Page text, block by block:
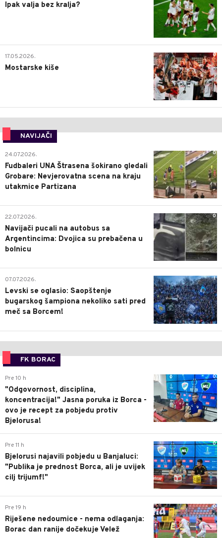
Ipak valja bez kralja?
0
17.05.2026.
Mostarske kiše
NAVIJAČI
0
24.07.2026.
Fudbaleri UNA Štrasena šokirano gledali
Grobare: Nevjerovatna scena na kraju
utakmice Partizana
0
22.07.2026.
Navijači pucali na autobus sa
Argentincima: Dvojica su prebačena u
bolnicu
1
07.07.2026.
Levski se oglasio: Saopštenje
bugarskog šampiona nekoliko sati pred
meč sa Borcem!
FK BORAC
0
Pre 10 h
"Odgovornost, disciplina,
koncentracija!" Jasna poruka iz Borca -
ovo je recept za pobjedu protiv
Bjelorusa!
0
Pre 11 h
Bjelorusi najavili pobjedu u Banjaluci:
"Publika je prednost Borca, ali je uvijek
cilj trijumf!"
0
Pre 19 h
Riješene nedoumice - nema odlaganja:
Borac dan ranije dočekuje Velež